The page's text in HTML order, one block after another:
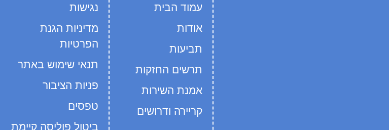
עמוד הבית
אודות
תביעות
תרשים החזקות
אמנת השירות
קריירה ודרושים
נגישות
מדיניות הגנת
הפרטיות
תנאי שימוש באתר
פניות הציבור
טפסים
ביטול פוליסה קיימת